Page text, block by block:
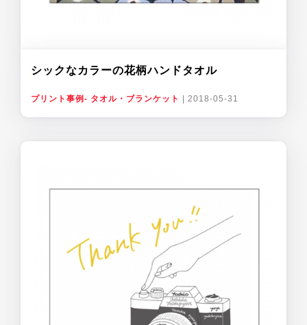
シックなカラーの花柄ハンドタオル
プリント事例- タオル・ブランケット 2018-05-31